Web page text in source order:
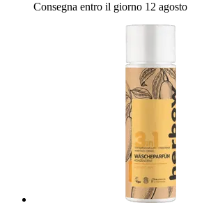
Consegna entro il giorno 12 agosto